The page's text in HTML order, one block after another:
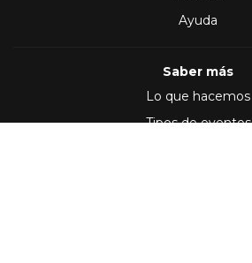
Ayuda
Saber más
Lo que hacemos
Tipos de eventos